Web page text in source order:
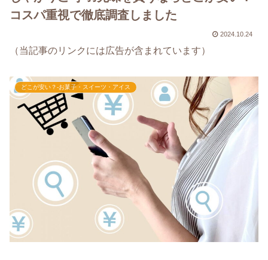
コスパ重視で徹底調査しました
2024.10.24
（当記事のリンクには広告が含まれています）
どこが安い？-お菓子・スイーツ・アイス